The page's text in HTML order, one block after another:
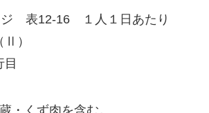
表12-16 １人１日あたり
Ⅱ）
・くず肉を含む。